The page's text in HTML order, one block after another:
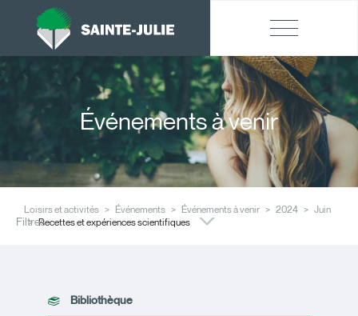
Événements à venir
Loisirs et activités Événements Événements à venir 2024
Juin
Recettes et expériences scientifiques
Filtres
Bibliothèque